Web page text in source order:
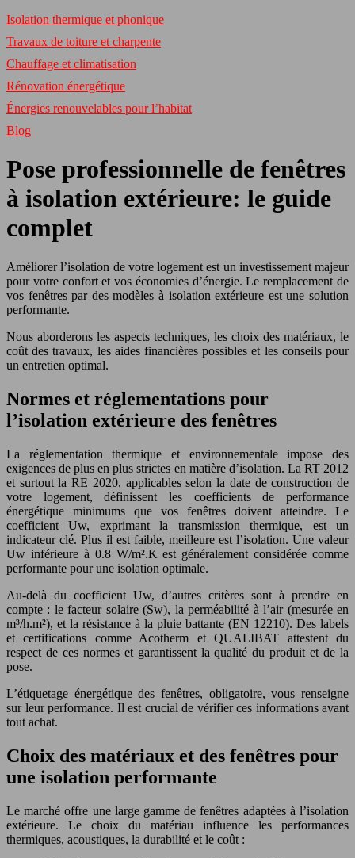
Isolation thermique et phonique
Travaux de toiture et charpente
Chauffage et climatisation
Rénovation énergétique
Énergies renouvelables pour l’habitat
Blog
Pose professionnelle de fenêtres
à isolation extérieure: le guide
complet
Améliorer l’isolation de votre logement est un investissement majeur
pour votre confort et vos économies d’énergie. Le remplacement de
vos fenêtres par des modèles à isolation extérieure est une solution
performante.
Nous aborderons les aspects techniques, les choix des matériaux, le
coût des travaux, les aides financières possibles et les conseils pour
un entretien optimal.
Normes et réglementations pour
l’isolation extérieure des fenêtres
La réglementation thermique et environnementale impose des
exigences de plus en plus strictes en matière d’isolation. La RT 2012
et surtout la RE 2020, applicables selon la date de construction de
votre logement, définissent les coefficients de performance
énergétique minimums que vos fenêtres doivent atteindre. Le
coefficient Uw, exprimant la transmission thermique, est un
indicateur clé. Plus il est faible, meilleure est l’isolation. Une valeur
Uw inférieure à 0.8 W/m².K est généralement considérée comme
performante pour une isolation optimale.
Au-delà du coefficient Uw, d’autres critères sont à prendre en
compte : le facteur solaire (Sw), la perméabilité à l’air (mesurée en
m³/h.m²), et la résistance à la pluie battante (EN 12210). Des labels
et certifications comme Acotherm et QUALIBAT attestent du
respect de ces normes et garantissent la qualité du produit et de la
pose.
L’étiquetage énergétique des fenêtres, obligatoire, vous renseigne
sur leur performance. Il est crucial de vérifier ces informations avant
tout achat.
Choix des matériaux et des fenêtres pour
une isolation performante
Le marché offre une large gamme de fenêtres adaptées à l’isolation
extérieure. Le choix du matériau influence les performances
thermiques, acoustiques, la durabilité et le coût :